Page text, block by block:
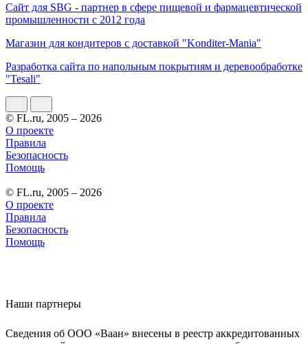
Сайт для SBG - партнер в сфере пищевой и фармацевтической
промышленности с 2012 года
Магазин для кондитеров с доставкой "Konditer-Mania"
Разработка сайта по напольным покрытиям и деревообработке
"Tesali"
© FL.ru, 2005 – 2026
О проекте
Правила
Безопасность
Помощь
© FL.ru, 2005 – 2026
О проекте
Правила
Безопасность
Помощь
Наши партнеры
Сведения об ООО «Ваан» внесены в реестр аккредитованных